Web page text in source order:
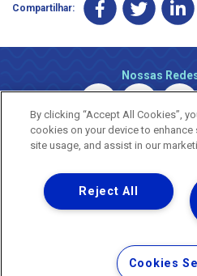
Compartilhar:
Nossas
Copyright © 2026
Nossa natureza
Termos Gerais de Uso
Política de Privacidade e
By clicking “Accept All Cookies”,
cookies on your device to enhance
site usage, and assist in our
Reject All
Cookies